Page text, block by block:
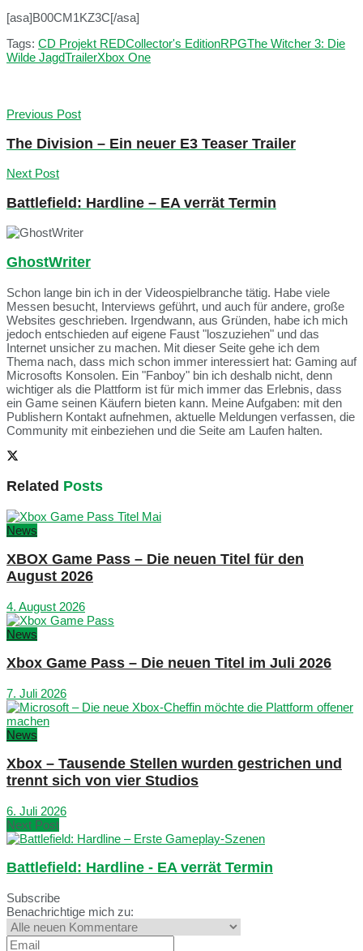
[asa]B00CM1KZ3C[/asa]
Tags: CD Projekt REDCollector's EditionRPGThe Witcher 3: Die
Wilde JagdTrailerXbox One
Previous Post
The Division – Ein neuer E3 Teaser Trailer
Next Post
Battlefield: Hardline – EA verrät Termin
GhostWriter
Schon lange bin ich in der Videospielbranche tätig. Habe viele
Messen besucht, Interviews geführt, und auch für andere, große
Websites geschrieben. Irgendwann, aus Gründen, habe ich mich
jedoch entschieden auf eigene Faust "loszuziehen" und das
Internet unsicher zu machen. Mit dieser Seite gehe ich dem
Thema nach, dass mich schon immer interessiert hat: Gaming auf
Microsofts Konsolen. Ein "Fanboy" bin ich deshalb nicht, denn
wichtiger als die Plattform ist für mich immer das Erlebnis, dass
ein Game seinen Käufern bieten kann. Meine Aufgaben: mit den
Publishern Kontakt aufnehmen, aktuelle Meldungen verfassen, die
Community mit einbeziehen und die Seite am Laufen halten.
Related Posts
News
XBOX Game Pass – Die neuen Titel für den
August 2026
4. August 2026
News
Xbox Game Pass – Die neuen Titel im Juli 2026
7. Juli 2026
News
Xbox – Tausende Stellen wurden gestrichen und
trennt sich von vier Studios
6. Juli 2026
Next Post
Battlefield: Hardline - EA verrät Termin
Subscribe
Benachrichtige mich zu: